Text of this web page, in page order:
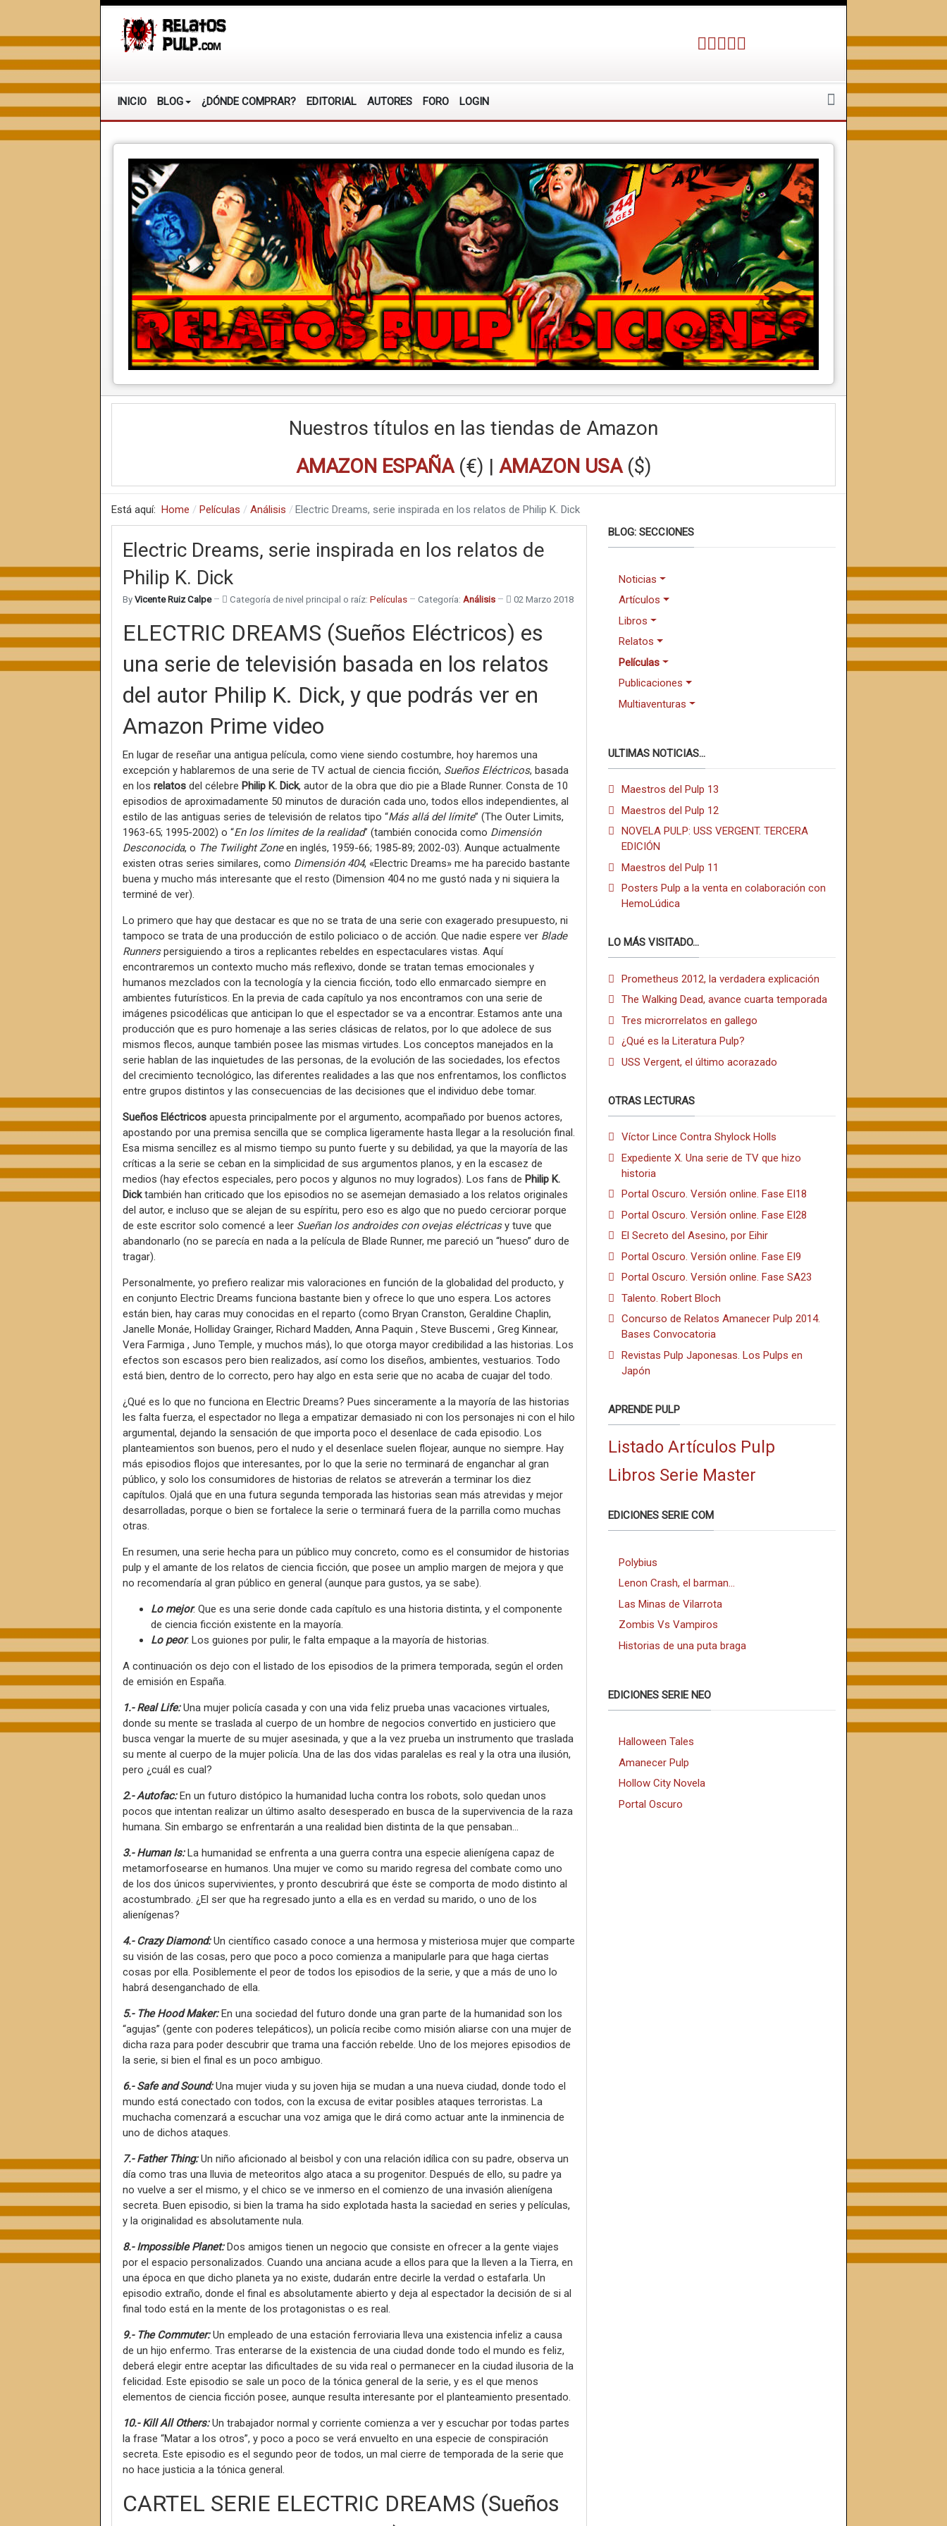
INICIO BLOG ¿DÓNDE COMPRAR? EDITORIAL AUTORES FORO LOGIN
Nuestros títulos en las tiendas de Amazon
AMAZON ESPAÑA(€) | AMAZON USA($)
Está aquí: Home Películas Análisis Electric Dreams, serie inspirada en los relatos de Philip K. Dick
Electric Dreams, serie inspirada en los relatos de
Philip K. Dick
By Vicente Ruiz Calpe Categoría de nivel principal o raíz: Películas Categoría: Análisis 02 Marzo 2018
ELECTRIC DREAMS (Sueños Eléctricos) es
una serie de televisión basada en los relatos
del autor Philip K. Dick, y que podrás ver en
Amazon Prime video
En lugar de reseñar una antigua película, como viene siendo costumbre, hoy haremos una
excepción y hablaremos de una serie de TV actual de ciencia ficción, Sueños Eléctricos, basada
en los relatos del célebre Philip K. Dick, autor de la obra que dio pie a Blade Runner. Consta de 10
episodios de aproximadamente 50 minutos de duración cada uno, todos ellos independientes, al
estilo de las antiguas series de televisión de relatos tipo “Más allá del límite” (The Outer Limits,
1963-65; 1995-2002) o “En los límites de la realidad” (también conocida como Dimensión
Desconocida, o The Twilight Zoneen inglés, 1959-66; 1985-89; 2002-03). Aunque actualmente
existen otras series similares, como Dimensión 404, «Electric Dreams» me ha parecido bastante
buena y mucho más interesante que el resto (Dimension 404 no me gustó nada y ni siquiera la
terminé de ver).
Lo primero que hay que destacar es que no se trata de una serie con exagerado presupuesto, ni
tampoco se trata de una producción de estilo policiaco o de acción. Que nadie espere ver Blade
Runnerspersiguiendo a tiros a replicantes rebeldes en espectaculares vistas. Aquí
encontraremos un contexto mucho más reflexivo, donde se tratan temas emocionales y
humanos mezclados con la tecnología y la ciencia ficción, todo ello enmarcado siempre en
ambientes futurísticos. En la previa de cada capítulo ya nos encontramos con una serie de
imágenes psicodélicas que anticipan lo que el espectador se va a encontrar. Estamos ante una
producción que es puro homenaje a las series clásicas de relatos, por lo que adolece de sus
mismos flecos, aunque también posee las mismas virtudes. Los conceptos manejados en la
serie hablan de las inquietudes de las personas, de la evolución de las sociedades, los efectos
del crecimiento tecnológico, las diferentes realidades a las que nos enfrentamos, los conflictos
entre grupos distintos y las consecuencias de las decisiones que el individuo debe tomar.
Sueños Eléctricos apuesta principalmente por el argumento, acompañado por buenos actores,
apostando por una premisa sencilla que se complica ligeramente hasta llegar a la resolución final.
Esa misma sencillez es al mismo tiempo su punto fuerte y su debilidad, ya que la mayoría de las
críticas a la serie se ceban en la simplicidad de sus argumentos planos, y en la escasez de
medios (hay efectos especiales, pero pocos y algunos no muy logrados). Los fans de Philip K.
Dicktambién han criticado que los episodios no se asemejan demasiado a los relatos originales
del autor, e incluso que se alejan de su espíritu, pero eso es algo que no puedo cerciorar porque
de este escritor solo comencé a leer Sueñan los androides con ovejas eléctricasy tuve que
abandonarlo (no se parecía en nada a la película de Blade Runner, me pareció un “hueso” duro de
tragar).
Personalmente, yo prefiero realizar mis valoraciones en función de la globalidad del producto, y
en conjunto Electric Dreams funciona bastante bien y ofrece lo que uno espera. Los actores
están bien, hay caras muy conocidas en el reparto (como Bryan Cranston, Geraldine Chaplin,
Janelle Monáe, Holliday Grainger, Richard Madden, Anna Paquin , Steve Buscemi , Greg Kinnear,
Vera Farmiga , Juno Temple, y muchos más), lo que otorga mayor credibilidad a las historias. Los
efectos son escasos pero bien realizados, así como los diseños, ambientes, vestuarios. Todo
está bien, dentro de lo correcto, pero hay algo en esta serie que no acaba de cuajar del todo.
¿Qué es lo que no funciona en Electric Dreams? Pues sinceramente a la mayoría de las historias
les falta fuerza, el espectador no llega a empatizar demasiado ni con los personajes ni con el hilo
argumental, dejando la sensación de que importa poco el desenlace de cada episodio. Los
planteamientos son buenos, pero el nudo y el desenlace suelen flojear, aunque no siempre. Hay
más episodios flojos que interesantes, por lo que la serie no terminará de enganchar al gran
público, y solo los consumidores de historias de relatos se atreverán a terminar los diez
capítulos. Ojalá que en una futura segunda temporada las historias sean más atrevidas y mejor
desarrolladas, porque o bien se fortalece la serie o terminará fuera de la parrilla como muchas
otras.
En resumen, una serie hecha para un público muy concreto, como es el consumidor de historias
pulp y el amante de los relatos de ciencia ficción, que posee un amplio margen de mejora y que
no recomendaría al gran público en general (aunque para gustos, ya se sabe).
Lo mejor: Que es una serie donde cada capítulo es una historia distinta, y el componente
de ciencia ficción existente en la mayoría.
Lo peor: Los guiones por pulir, le falta empaque a la mayoría de historias.
A continuación os dejo con el listado de los episodios de la primera temporada, según el orden
de emisión en España.
1.- Real Life:Una mujer policía casada y con una vida feliz prueba unas vacaciones virtuales,
donde su mente se traslada al cuerpo de un hombre de negocios convertido en justiciero que
busca vengar la muerte de su mujer asesinada, y que a la vez prueba un instrumento que traslada
su mente al cuerpo de la mujer policía. Una de las dos vidas paralelas es real y la otra una ilusión,
pero ¿cuál es cual?
2.- Autofac:En un futuro distópico la humanidad lucha contra los robots, solo quedan unos
pocos que intentan realizar un último asalto desesperado en busca de la supervivencia de la raza
humana. Sin embargo se enfrentarán a una realidad bien distinta de la que pensaban…
3.- Human Is:La humanidad se enfrenta a una guerra contra una especie alienígena capaz de
metamorfosearse en humanos. Una mujer ve como su marido regresa del combate como uno
de los dos únicos supervivientes, y pronto descubrirá que éste se comporta de modo distinto al
acostumbrado. ¿El ser que ha regresado junto a ella es en verdad su marido, o uno de los
alienígenas?
4.- Crazy Diamond:Un científico casado conoce a una hermosa y misteriosa mujer que comparte
su visión de las cosas, pero que poco a poco comienza a manipularle para que haga ciertas
cosas por ella. Posiblemente el peor de todos los episodios de la serie, y que a más de uno lo
habrá desenganchado de ella.
5.- The Hood Maker:En una sociedad del futuro donde una gran parte de la humanidad son los
“agujas” (gente con poderes telepáticos), un policía recibe como misión aliarse con una mujer de
dicha raza para poder descubrir que trama una facción rebelde. Uno de los mejores episodios de
la serie, si bien el final es un poco ambiguo.
6.- Safe and Sound:Una mujer viuda y su joven hija se mudan a una nueva ciudad, donde todo el
mundo está conectado con todos, con la excusa de evitar posibles ataques terroristas. La
muchacha comenzará a escuchar una voz amiga que le dirá como actuar ante la inminencia de
uno de dichos ataques.
7.- Father Thing:Un niño aficionado al beisbol y con una relación idílica con su padre, observa un
día como tras una lluvia de meteoritos algo ataca a su progenitor. Después de ello, su padre ya
no vuelve a ser el mismo, y el chico se ve inmerso en el comienzo de una invasión alienígena
secreta. Buen episodio, si bien la trama ha sido explotada hasta la saciedad en series y películas,
y la originalidad es absolutamente nula.
8.- Impossible Planet:Dos amigos tienen un negocio que consiste en ofrecer a la gente viajes
por el espacio personalizados. Cuando una anciana acude a ellos para que la lleven a la Tierra, en
una época en que dicho planeta ya no existe, dudarán entre decirle la verdad o estafarla. Un
episodio extraño, donde el final es absolutamente abierto y deja al espectador la decisión de si al
final todo está en la mente de los protagonistas o es real.
9.- The Commuter:Un empleado de una estación ferroviaria lleva una existencia infeliz a causa
de un hijo enfermo. Tras enterarse de la existencia de una ciudad donde todo el mundo es feliz,
deberá elegir entre aceptar las dificultades de su vida real o permanecer en la ciudad ilusoria de la
felicidad. Este episodio se sale un poco de la tónica general de la serie, y es el que menos
elementos de ciencia ficción posee, aunque resulta interesante por el planteamiento presentado.
10.- Kill All Others:Un trabajador normal y corriente comienza a ver y escuchar por todas partes
la frase “Matar a los otros”, y poco a poco se verá envuelto en una especie de conspiración
secreta. Este episodio es el segundo peor de todos, un mal cierre de temporada de la serie que
no hace justicia a la tónica general.
CARTEL SERIE ELECTRIC DREAMS (Sueños
BLOG: SECCIONES
Noticias
Artículos
Libros
Relatos
Películas
Publicaciones
Multiaventuras
ULTIMAS NOTICIAS...
Maestros del Pulp 13
Maestros del Pulp 12
NOVELA PULP: USS VERGENT. TERCERA
EDICIÓN
Maestros del Pulp 11
Posters Pulp a la venta en colaboración con
HemoLúdica
LO MÁS VISITADO...
Prometheus 2012, la verdadera explicación
The Walking Dead, avance cuarta temporada
Tres microrrelatos en gallego
¿Qué es la Literatura Pulp?
USS Vergent, el último acorazado
OTRAS LECTURAS
Víctor Lince Contra Shylock Holls
Expediente X. Una serie de TV que hizo
historia
Portal Oscuro. Versión online. Fase EI18
Portal Oscuro. Versión online. Fase EI28
El Secreto del Asesino, por Eihir
Portal Oscuro. Versión online. Fase EI9
Portal Oscuro. Versión online. Fase SA23
Talento. Robert Bloch
Concurso de Relatos Amanecer Pulp 2014.
Bases Convocatoria
Revistas Pulp Japonesas. Los Pulps en
Japón
APRENDE PULP
Listado Artículos Pulp
Libros Serie Master
EDICIONES SERIE COM
Polybius
Lenon Crash, el barman...
Las Minas de Vilarrota
Zombis Vs Vampiros
Historias de una puta braga
EDICIONES SERIE NEO
Halloween Tales
Amanecer Pulp
Hollow City Novela
Portal Oscuro